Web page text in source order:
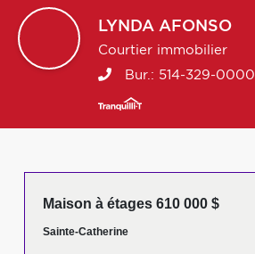
LYNDA AFONSO
Courtier immobilier
Bur.: 514-329-0000
Maison à étages 610 000 $
Sainte-Catherine